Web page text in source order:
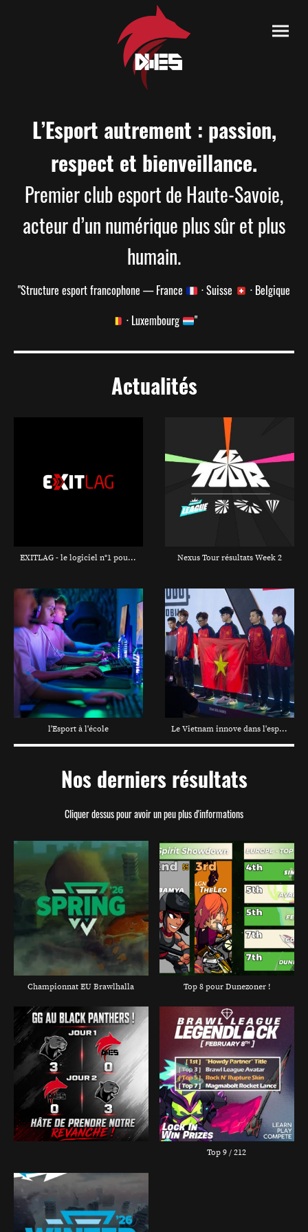
L’Esport autrement : passion,
respect et bienveillance.
Premier club esport de Haute-Savoie,
acteur d’un numérique plus sûr et plus
humain.
"Structure esport francophone — France · Suisse
· Belgique
· Luxembourg
"
Actualités
EXITLAG - le logiciel n°1 pour les joueurs Nexus Tour résultats Week 2
l'Esport à l'école Le Vietnam innove dans l'esport
Nos derniers résultats
Cliquer dessus pour avoir un peu plus d'informations
Championnat EU Brawlhalla Top 8 pour Dunezoner !
Top 9 / 212